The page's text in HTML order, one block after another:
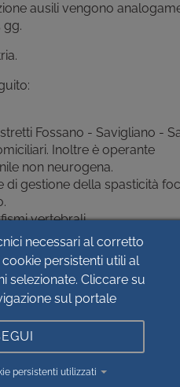
ausili vengono
gg.
Fossano - Savigliano -
Inoltre è operante
non neurogena.
di gestione della spasticità
vertebrali.
in carico riabilitativa di
le attività riabilitative
possibile delle funzioni
e la conseguente
necessari al corretto
persistenti utili al
selezionate. Cliccare su
sul portale
persistenti utilizzati